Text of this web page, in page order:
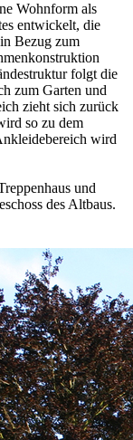
Wohnform als
entwickelt, die
Bezug zum
folgt die
zum Garten und
zieht sich zurück
so zu dem
wird
und
des Altbaus.